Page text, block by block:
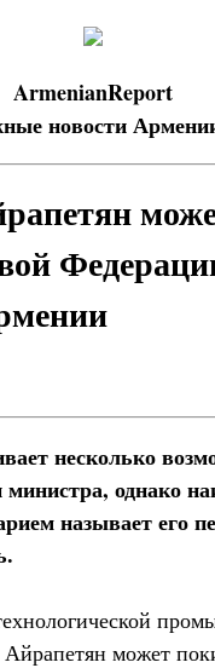
ArmenianReport
новости
несколько
однако
называет его
может